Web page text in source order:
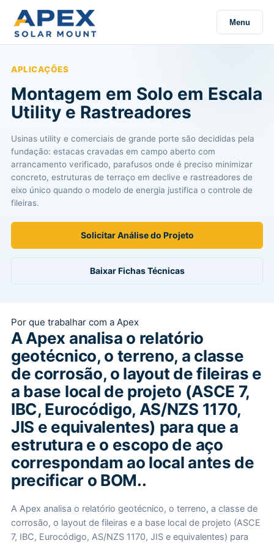
Menu
APLICAÇÕES
Montagem em Solo em Escala
Utility e Rastreadores
Usinas utility e comerciais de grande porte são decididas pela
fundação: estacas cravadas em campo aberto com
arrancamento verificado, parafusos onde é preciso minimizar
concreto, estruturas de terraço em declive e rastreadores de
eixo único quando o modelo de energia justifica o controle de
fileiras.
Solicitar Análise do Projeto
Baixar Fichas Técnicas
Por que trabalhar com a Apex
A Apex analisa o relatório
geotécnico, o terreno, a classe
de corrosão, o layout de fileiras e
a base local de projeto (ASCE 7,
IBC, Eurocódigo, AS/NZS 1170,
JIS e equivalentes) para que a
estrutura e o escopo de aço
correspondam ao local antes de
precificar o BOM..
A Apex analisa o relatório geotécnico, o terreno, a classe de
corrosão, o layout de fileiras e a base local de projeto (ASCE
7, IBC, Eurocódigo, AS/NZS 1170, JIS e equivalentes) para